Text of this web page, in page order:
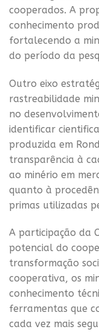
cooperados. A
conhecimento
fortalecendo a
do período da
Outro eixo
rastreabilidade
no
identificar
produzida em
transparência à
ao minério em
quanto à
primas utilizadas
A participação da
potencial do
transformação
cooperativa, os
conhecimento
ferramentas que
cada vez mais